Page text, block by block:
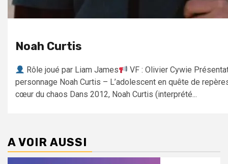
Noah Curtis
Rôle joué par Liam James
VF : Olivier Cywie
personnage Noah Curtis – L’adolescent en quête de
cœur du chaos Dans 2012, Noah Curtis (interprété...
A VOIR AUSSI